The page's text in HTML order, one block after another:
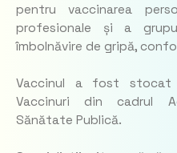
pentru vaccinarea
profesionale și a
îmbolnăvire de gripă,
Vaccinul a fost stocat
Vaccinuri din cadrul
Sănătate Publică.